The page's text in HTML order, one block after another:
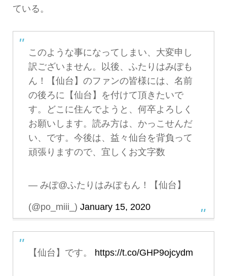
ている。
このような事になってしまい、大変申し
訳ございません。以後、ふたりはみぽも
ん！【仙台】のファンの皆様には、名前
の後ろに【仙台】を付けて頂きたいで
す。どこに住んでようと、何卒よろしく
お願いします。読み方は、かっこせんだ
い、です。今後は、益々仙台を背負って
頑張りますので、宜しくお文字数
— みぽ@ふたりはみぽもん！【仙台】
(@po_miii_) January 15, 2020
【仙台】です。 https://t.co/GHP9ojcydm